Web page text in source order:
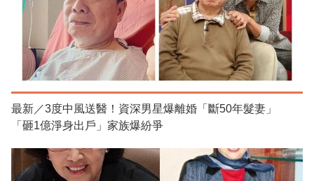
最新／3度中風送醫！資深男星爆離婚「斷50年髮妻」
「砸1億淨身出戶」家族爆紛爭